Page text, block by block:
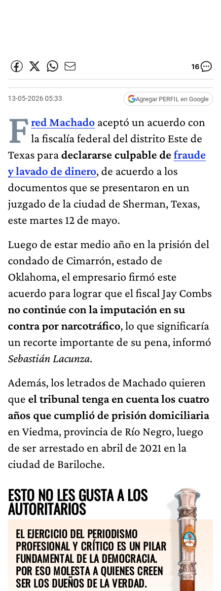
16
13-05-2026 05:33 Agregar PERFIL en Google
Fred Machado aceptó un acuerdo con
la fiscalía federal del distrito Este de
Texas paradeclararse culpable defraude
y lavado de dinero, de acuerdo a los
documentos que se presentaron en un
juzgado de la ciudad de Sherman, Texas,
este martes 12 de mayo.
Luego de estar medio año en la prisión del
condado de Cimarrón, estado de
Oklahoma, el empresario firmó este
acuerdo para lograr que el fiscal Jay Combs
no continúe con la imputación en su
contra por narcotráfico, lo que significaría
un recorte importante de su pena, informó
Sebastián Lacunza.
Además, los letrados de Machado quieren
que el tribunal tenga en cuenta los cuatro
años que cumplió de prisión domiciliaria
en Viedma, provincia de Río Negro, luego
de ser arrestado en abril de 2021 en la
ciudad de Bariloche.
ESTO NO LES GUSTA A LOS
AUTORITARIOS
EL EJERCICIO DEL PERIODISMO
PROFESIONAL Y CRÍTICO ES UN PILAR
FUNDAMENTAL DE LA DEMOCRACIA.
POR ESO MOLESTA A QUIENES CREEN
SER LOS DUEÑOS DE LA VERDAD.